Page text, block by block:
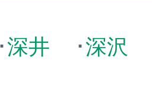
･深井 ･深沢